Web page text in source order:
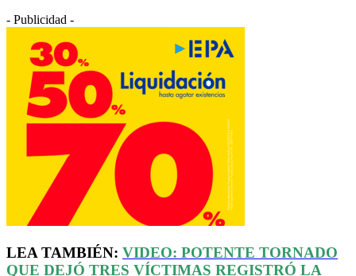
- Publicidad -
LEA TAMBIÉN: VIDEO: POTENTE TORNADO
QUE DEJÓ TRES VÍCTIMAS REGISTRÓ LA